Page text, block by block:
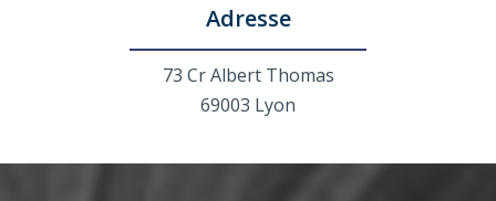
Adresse
73 Cr Albert Thomas
69003 Lyon